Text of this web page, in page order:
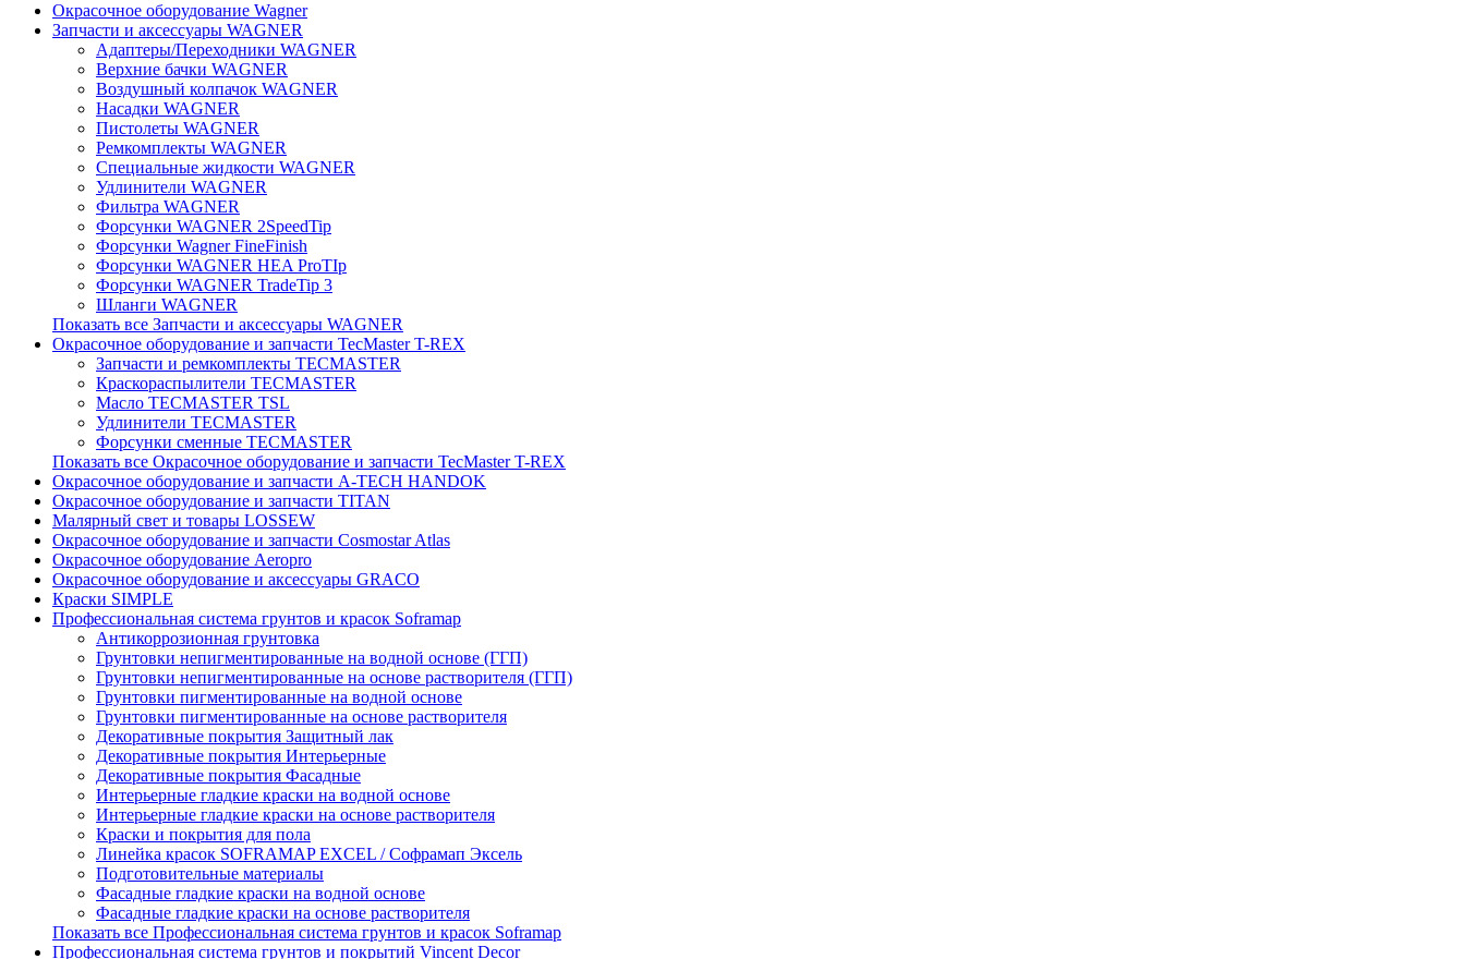
Окрасочное оборудование Wagner
Запчасти и аксессуары WAGNER
Адаптеры/Переходники WAGNER
Верхние бачки WAGNER
Воздушный колпачок WAGNER
Насадки WAGNER
Пистолеты WAGNER
Ремкомплекты WAGNER
Специальные жидкости WAGNER
Удлинители WAGNER
Фильтра WAGNER
Форсунки WAGNER 2SpeedTip
Форсунки Wagner FineFinish
Форсунки WAGNER HEA ProTIp
Форсунки WAGNER TradeTip 3
Шланги WAGNER
Показать все Запчасти и аксессуары WAGNER
Окрасочное оборудование и запчасти TecMaster T-REX
Запчасти и ремкомплекты TECMASTER
Краскораспылители TECMASTER
Масло TECMASTER TSL
Удлинители TECMASTER
Форсунки сменные TECMASTER
Показать все Окрасочное оборудование и запчасти TecMaster T-REX
Окрасочное оборудование и запчасти A-TECH HANDOK
Окрасочное оборудование и запчасти TITAN
Малярный свет и товары LOSSEW
Окрасочное оборудование и запчасти Cosmostar Atlas
Окрасочное оборудование Aeropro
Окрасочное оборудование и аксессуары GRACO
Краски SIMPLE
Профессиональная система грунтов и красок Soframap
Антикоррозионная грунтовка
Грунтовки непигментированные на водной основе (ГГП)
Грунтовки непигментированные на основе растворителя (ГГП)
Грунтовки пигментированные на водной основе
Грунтовки пигментированные на основе растворителя
Декоративные покрытия Защитный лак
Декоративные покрытия Интерьерные
Декоративные покрытия Фасадные
Интерьерные гладкие краски на водной основе
Интерьерные гладкие краски на основе растворителя
Краски и покрытия для пола
Линейка красок SOFRAMAP EXCEL / Софрамап Эксель
Подготовительные материалы
Фасадные гладкие краски на водной основе
Фасадные гладкие краски на основе растворителя
Показать все Профессиональная система грунтов и красок Soframap
Профессиональная система грунтов и покрытий Vincent Decor